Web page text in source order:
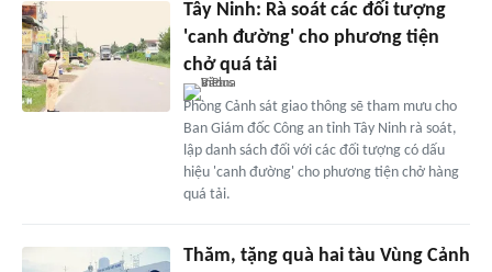
Tây Ninh: Rà soát các đối tượng
'canh đường' cho phương tiện
chở quá tải
Phòng Cảnh sát giao thông sẽ tham mưu cho
Ban Giám đốc Công an tỉnh Tây Ninh rà soát,
lập danh sách đối với các đối tượng có dấu
hiệu 'canh đường' cho phương tiện chở hàng
quá tải.
Thăm, tặng quà hai tàu Vùng Cảnh